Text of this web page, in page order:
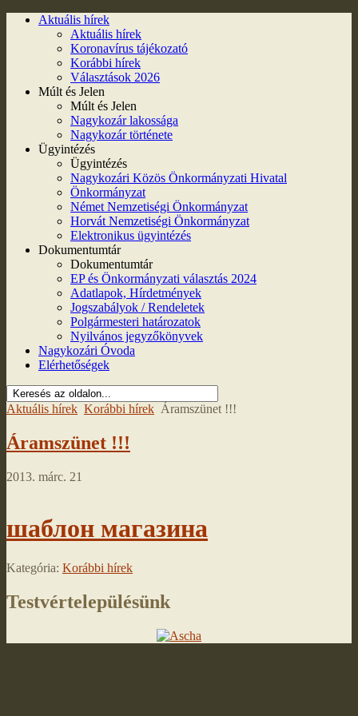
Aktuális hírek
Aktuális hírek
Koronavírus tájékozató
Korábbi hírek
Választások 2026
Múlt és Jelen
Múlt és Jelen
Nagykozár lakossága
Nagykozár története
Ügyintézés
Ügyintézés
Nagykozári Közös Önkormányzati Hivatal
Önkormányzat
Német Nemzetiségi Önkormányzat
Horvát Nemzetiségi Önkormányzat
Elektronikus ügyintézés
Dokumentumtár
Dokumentumtár
EP és Önkormányzati választás 2024
Adatlapok, Hírdetmények
Jogszabályok / Rendeletek
Polgármesteri határozatok
Nyilvános jegyzőkönyvek
Nagykozári Óvoda
Elérhetőségek
Aktuális hírek Korábbi hírek Áramszünet !!!
Áramszünet !!!
2013. márc. 21
шаблон магазина
Kategória: Korábbi hírek
Testvértelepülésünk